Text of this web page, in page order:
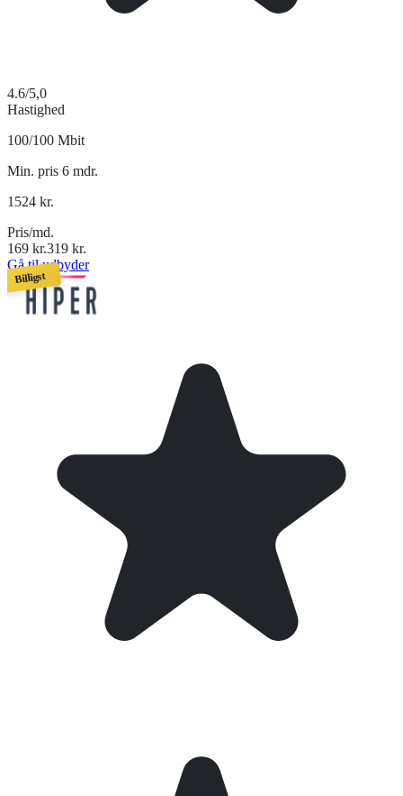
4.6/5,0
Hastighed
100/100 Mbit
Min. pris 6 mdr.
1524 kr.
Pris/md.
169 kr.319 kr.
Gå til udbyder
Billigst